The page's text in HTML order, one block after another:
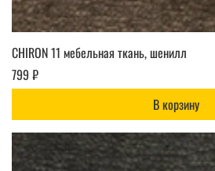
CHIRON 11 мебельная ткань, шенилл
799 ₽
В корзину